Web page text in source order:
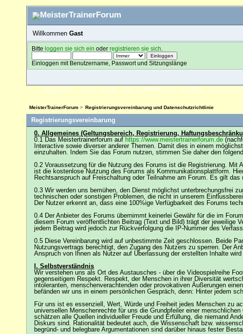
WillkommenGast
Bitte loggen sie sich ein oder registrieren sie sich
Einloggen mit Benutzername, Passwort und Sitzungslänge
ÜBERSICHT HILFE SUCHE FAQ FORENREGELN SPENDEN EINLOGGEN
MeisterTrainerForum > Registrierungsvereinbarung und Datenschutzrichtlinie
Registrierungsvereinbarung
0. Allgemeines (Geltungsbereich, Registrierung,
0.1 Das Meistertrainerforum auf https://www.meistertrainerforum.de
Interactive sowie diverser anderer Themen. Damit dies in einem
einzuhalten. Indem Sie das Forum nutzen, stimmen Sie daher den
0.2 Voraussetzung für die Nutzung des Forums ist die Registrierung. Mit
ist die kostenlose Nutzung des Forums als Kommunikationsplattform.
Rechtsanspruch auf Freischaltung oder Teilnahme am Forum. Es gilt
0.3 Wir werden uns bemühen, den Dienst möglichst unterbrechungsfrei
technischen oder sonstigen Problemen, die nicht in unserem
Der Nutzer erkennt an, dass eine 100%ige Verfügbarkeit des Forums
0.4 Der Anbieter des Forums übernimmt keinerlei Gewähr für die im
diesem Forum veröffentlichten Beitrag (Text und Bild) trägt der jeweilige
jedem Beitrag wird jedoch zur Rückverfolgung die IP-Nummer des
0.5 Diese Vereinbarung wird auf unbestimmte Zeit geschlossen. Beide
Nutzungsvertrags berechtigt, den Zugang des Nutzers zu sperren. Der
Anspruch von Ihnen als Nutzer auf Überlassung der erstellten Inhalte
I. Selbstverständnis
Wir verstehen uns als Ort des Austausches - über die Videospielreihe
gegenseitigem Respekt. Respekt, der Menschen in ihrer Diversität
intoleranten, menschenverachtenden oder provokativen Äußerungen
befänden wir uns in einem persönlichen Gespräch, denn: Hinter jedem
Für uns ist es essenziell, Wert, Würde und Freiheit jedes Menschen zu
universellen Menschenrechte für uns die Grundpfeiler einer
schätzen alle Quellen individueller Freude und Erfüllung, die niemand
Diskurs sind. Rationalität bedeutet auch, die Wissenschaft bzw.
begründ- und belegbare Argumentationen sind darüber hinaus fester